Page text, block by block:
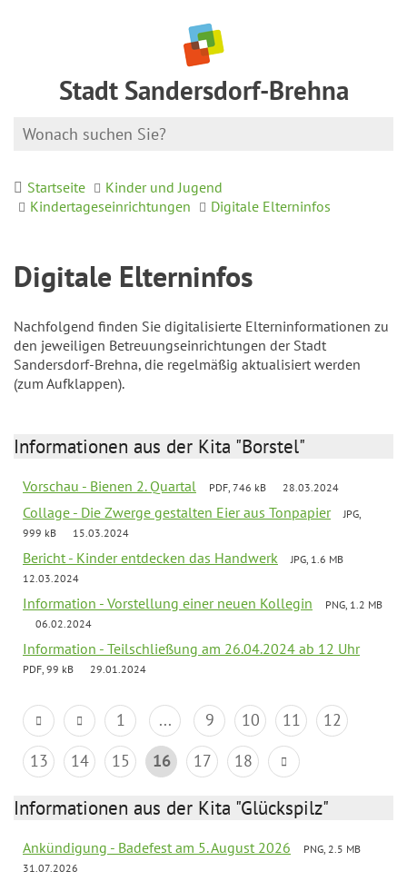
Stadt Sandersdorf-Brehna
Startseite
Kinder und Jugend
Kindertageseinrichtungen
Digitale Elterninfos
Digitale Elterninfos
Nachfolgend finden Sie digitalisierte Elterninformationen zu
den jeweiligen Betreuungseinrichtungen der Stadt
Sandersdorf-Brehna, die regelmäßig aktualisiert werden
(zum Aufklappen).
Informationen aus der Kita "Borstel"
Vorschau - Bienen 2. Quartal PDF, 746 kB 28.03.2024
Collage - Die Zwerge gestalten Eier aus Tonpapier
JPG,
999 kB
15.03.2024
Bericht - Kinder entdecken das Handwerk
JPG, 1.6 MB
12.03.2024
Information - Vorstellung einer neuen Kollegin
PNG, 1.2 MB
06.02.2024
Information - Teilschließung am 26.04.2024 ab 12 Uhr
PDF, 99 kB 29.01.2024
1 ... 9 10 11
12
13
14 15 16 17 18
Informationen aus der Kita "Glückspilz"
Ankündigung - Badefest am 5. August 2026
PNG, 2.5 MB
31.07.2026